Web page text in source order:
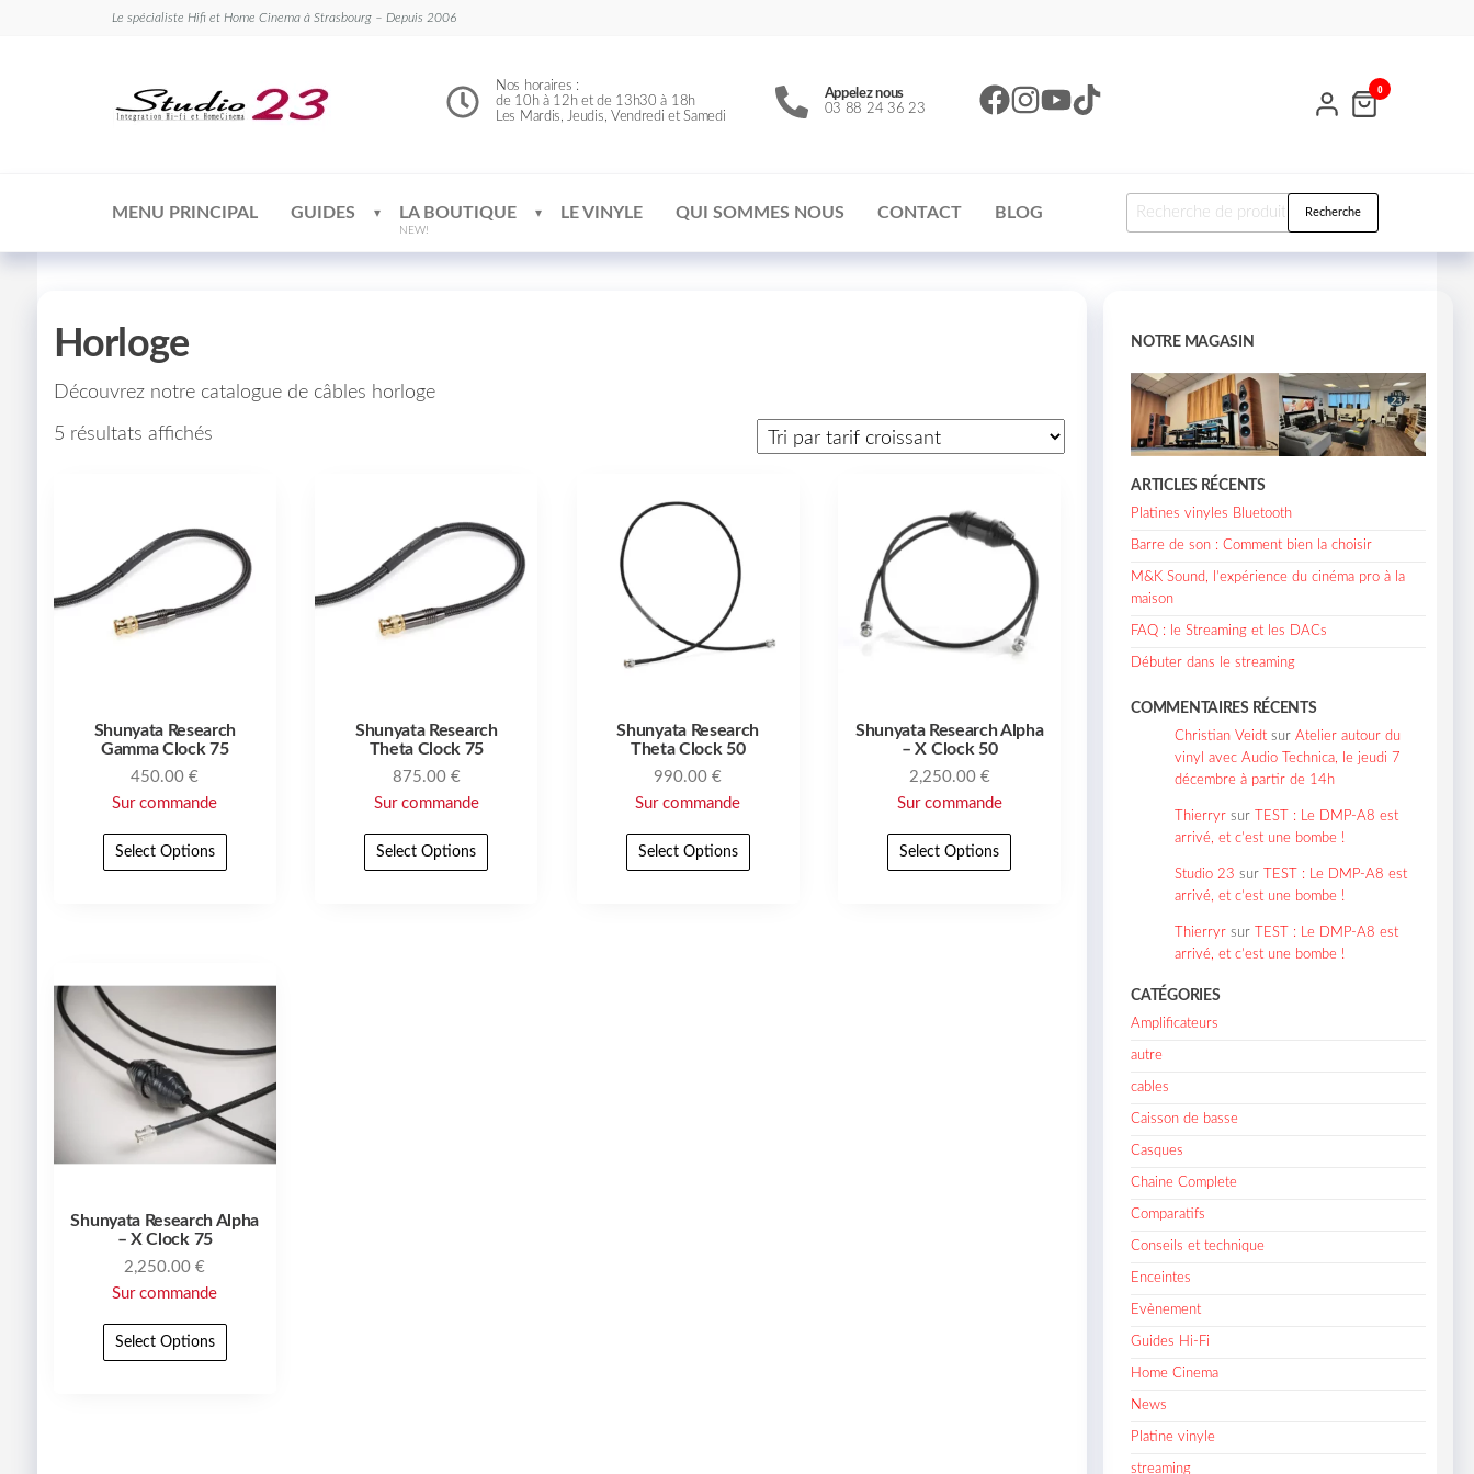
Le spécialiste Hifi et Home Cinema à Strasbourg – Depuis 2006
Nos horaires :
de 10h à 12h et de 13h30 à 18h
Les Mardis, Jeudis, Vendredi et Samedi
Appelez nous
03 88 24 36 23
0
MENU PRINCIPAL GUIDES LA BOUTIQUE
NEW!
LE VINYLE QUI SOMMES NOUS CONTACT BLOG Recherche
Horloge
Découvrez notre catalogue de câbles horloge
5 résultats affichés
Shunyata Research
Gamma Clock 75
450.00€
Sur commande
Select Options
Shunyata Research
Theta Clock 75
875.00 €
Sur commande
Select Options
Shunyata Research
Theta Clock 50
990.00€
Sur commande
Select Options
Shunyata Research Alpha
– X Clock 50
2,250.00 €
Sur commande
Select Options
Shunyata Research Alpha
– X Clock 75
2,250.00€
Sur commande
Select Options
NOTRE MAGASIN
ARTICLES RÉCENTS
Platines vinyles Bluetooth
Barre de son : Comment bien la choisir
M&K Sound, l’expérience du cinéma pro à la
maison
FAQ : le Streaming et les DACs
Débuter dans le streaming
COMMENTAIRES RÉCENTS
Christian Veidt surAtelier autour du
vinyl avec Audio Technica, le jeudi 7
décembre à partir de 14h
Thierryr sur
TEST : Le DMP-A8 est
arrivé, et c’est une bombe !
Studio 23 sur
TEST : Le DMP-A8 est
arrivé, et c’est une bombe !
Thierryr sur
TEST : Le DMP-A8 est
arrivé, et c’est une bombe !
CATÉGORIES
Amplificateurs
autre
cables
Caisson de basse
Casques
Chaine Complete
Comparatifs
Conseils et technique
Enceintes
Evènement
Guides Hi-Fi
Home Cinema
News
Platine vinyle
streaming